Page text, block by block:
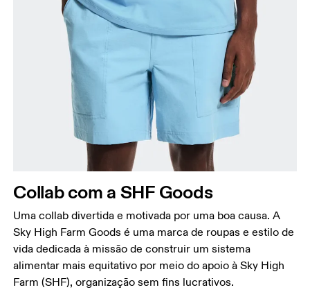
Cintura
Meça ao redor da parte mais estreita da cintura.
Quadril
Meça ao redor da parte mais larga do quadril.
Fique em pé, com os pés abertos na largura dos
ombros. Meça ao redor da parte mais larga da
coxa.
Entreperna
Fique em pé, com os pés ligeiramente afastados e
as pernas retas. Meça da virilha até o tornozelo.
Collab com a SHF Goods
Uma collab divertida e motivada por uma boa causa. A
Sky High Farm Goods é uma marca de roupas e estilo de
vida dedicada à missão de construir um sistema
alimentar mais equitativo por meio do apoio à Sky High
Farm (SHF), organização sem fins lucrativos.